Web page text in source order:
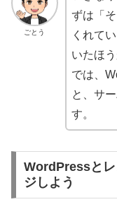
ごとう
ずは「
くれて
いたほ
では、
と、サ
す。
WordPressと
ジしよう